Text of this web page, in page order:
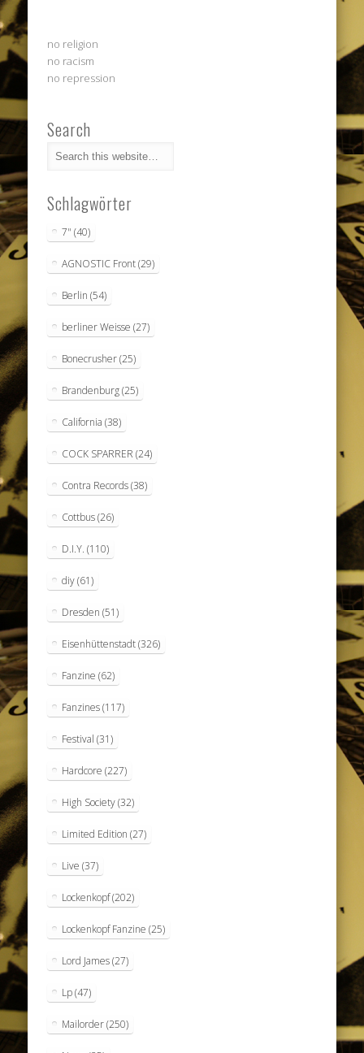
no religion
no racism
no repression
Search
Schlagwörter
7" (40)
AGNOSTIC Front(29)
Berlin (54)
berliner Weisse (27)
Bonecrusher(25)
Brandenburg(25)
California (38)
COCK SPARRER (24)
Contra Records(38)
Cottbus(26)
D.I.Y. (110)
diy(61)
Dresden (51)
Eisenhüttenstadt(326)
Fanzine (62)
Fanzines(117)
Festival (31)
Hardcore (227)
High Society(32)
Limited Edition (27)
Live (37)
Lockenkopf(202)
Lockenkopf Fanzine (25)
Lord James(27)
Lp(47)
Mailorder(250)